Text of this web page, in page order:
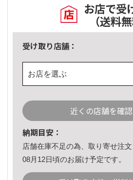
お店で受
（送料無
受け取り店舗：
お店を選ぶ
近くの店舗を確
納期目安：
店舗在庫不足の為、取り寄せ注文
08月12日頃のお届け予定です。